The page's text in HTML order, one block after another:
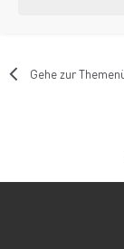
Gehe zur